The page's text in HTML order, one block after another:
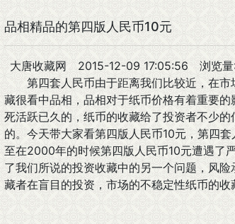
品相精品的第四版人民币10元
大唐收藏网 2015-12-09 17:05:56
浏览
第四套人民币由于距离我们比较近，在市
藏很看中品相，品相对于纸币价格有着重要
死活跃已久的，纸币的收藏给了投资者不少
的。今天带大家看第四版人民币10元，第四
至在2000年的时候第四版人民币10元遭遇了
了我们所说的投资收藏中的另一个问题，风
藏者在盲目的投资，市场的不稳定性纸币的收